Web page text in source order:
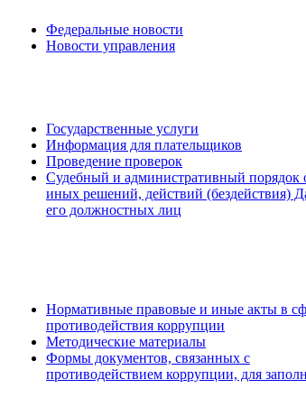
Федеральные новости
Новости управления
Государственные услуги
Информация для плательщиков
Проведение проверок
Судебный и административный порядок
иных решений, действий (бездействия)
его должностных лиц
Нормативные правовые и иные акты в
противодействия коррупции
Методические материалы
Формы документов, связанных с
противодействием коррупции, для